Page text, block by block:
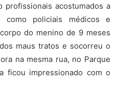
profissionais acostumados a
como policiais médicos e
do menino de 9 meses
maus tratos e socorreu o
na mesma rua, no Parque
ficou impressionado com o